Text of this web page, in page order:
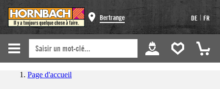
Bertrange DE | FR
Page d'accueil